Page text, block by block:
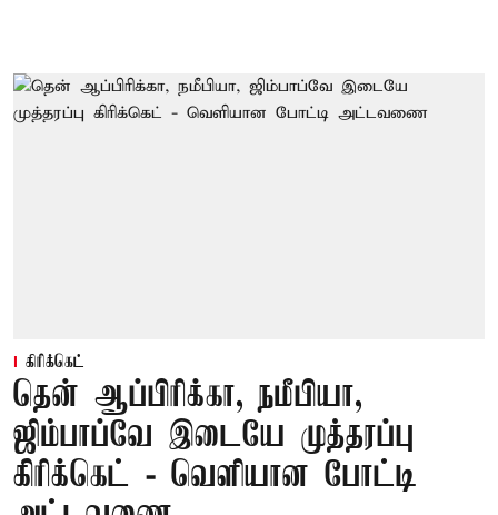
கிரிக்கெட்
தென் ஆப்பிரிக்கா, நமீபியா,
ஜிம்பாப்வே இடையே முத்தரப்பு
கிரிக்கெட் - வெளியான போட்டி